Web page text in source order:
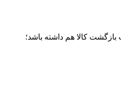
کالا هم داشته باشد؛